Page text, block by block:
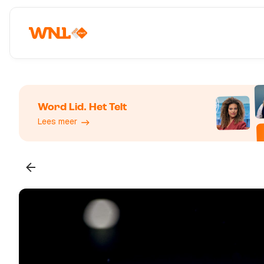
Word Lid. Het Telt
Lees meer